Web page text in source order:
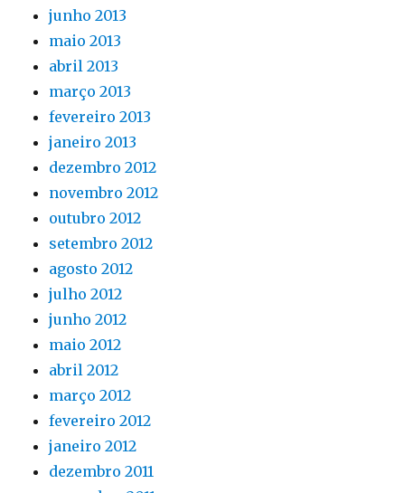
junho 2013
maio 2013
abril 2013
março 2013
fevereiro 2013
janeiro 2013
dezembro 2012
novembro 2012
outubro 2012
setembro 2012
agosto 2012
julho 2012
junho 2012
maio 2012
abril 2012
março 2012
fevereiro 2012
janeiro 2012
dezembro 2011